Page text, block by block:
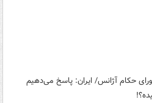
حکام آژانس/ ایران: پاسخ می‌دهیم